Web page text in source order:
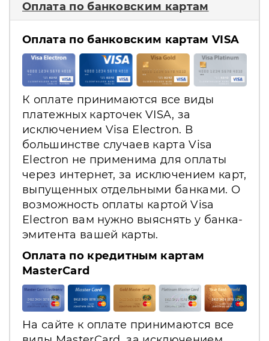
Оплата по банковским картам
Оплата по банковским картам VISA
К оплате принимаются все виды
платежных карточек VISA, за
исключением Visa Electron. В
большинстве случаев карта Visa
Electron не применима для оплаты
через интернет, за исключением карт,
выпущенных отдельными банками. О
возможность оплаты картой Visa
Electron вам нужно выяснять у банка-
эмитента вашей карты.
Оплата по кредитным картам
MasterCard
На сайте к оплате принимаются все